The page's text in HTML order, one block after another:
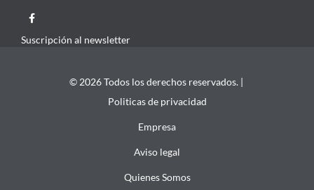
Suscripción al newsletter
© 2026 Todos los derechos reservados. |
Politicas de privacidad
Empresa
Aviso legal
Quienes Somos